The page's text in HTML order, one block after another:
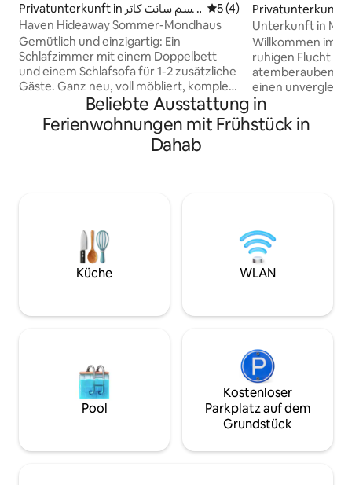
Privatunterkunft in قسم سانت كاتر
ين
Durchschnittliche
5 (4)
Haven Hideaway Sommer-Mondhaus
Gemütlich und einzigartig: Ein
Schlafzimmer mit einem Doppelbett
und einem Schlafsofa für 1-2 zusätzliche
Gäste. Ganz neu, voll möbliert, komplett
mit Klimaanlage. Genieße eine
Außenküche und einen traditionellen
Sitzbereich mit Beduinen. Sicher &
privat: Auf einem sicheren und
den unvergleichlichen Charme von
Dahab bei Summer Moon. Wir freuen
uns schon darauf, dich bald begrüßen zu
können! Jules & Mo
Privatunterkunft
Unterkunft in
Willkommen im
ruhigen Flucht
einen
Panoramablick,
Himmel trifft jede
bringt die
Kurzurlaub, wo
und die Wüste in
treffen.
Beliebte Ausstattung in
Ferienwohnungen mit Frühstück in
Dahab
Küche WLAN
Pool
Kostenloser
Parkplatz auf dem
Grundstück